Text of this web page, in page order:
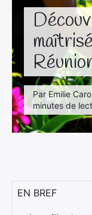
Par Emilie
minutes de
EN BREF